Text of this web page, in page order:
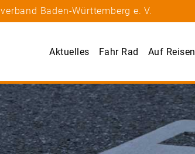
Baden-Württemberg e. V.
Aktuelles Fahr Rad Auf Reisen